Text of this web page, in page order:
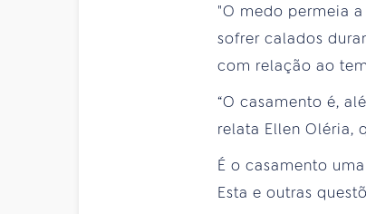
"O medo permeia
sofrer calados
com relação ao
“O casamento é,
relata Ellen Oléria,
É o casamento
Esta e outras